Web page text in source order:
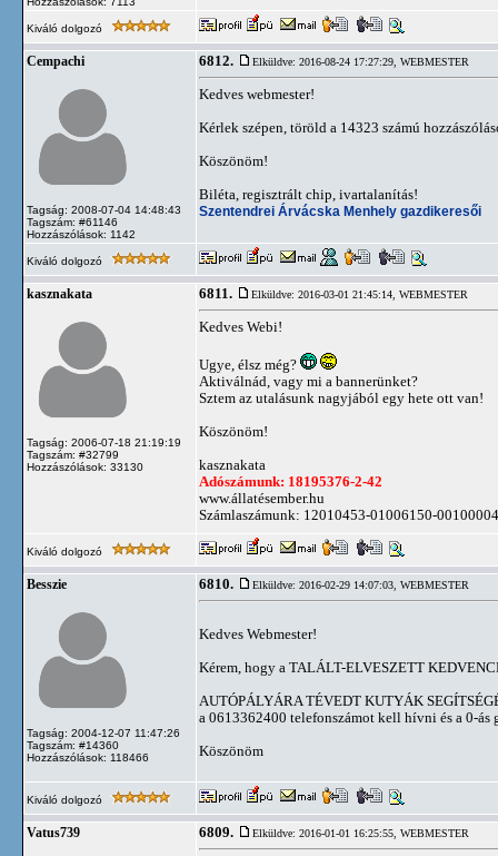
Kiváló dolgozó
Cempachi
Tagság: 2008-07-04 14:48:43
Tagszám: #61146
Hozzászólások: 1142
6812. Elküldve: 2016-08-24 17:27:29, WEBMESTER
Kedves webmester!
Kérlek szépen, töröld a 14323 számú
Köszönöm!
Biléta, regisztrált chip, ivartalanítás!
Szentendrei Árvácska Menhely gazdikeresői
Kiváló dolgozó
kasznakata
Tagság: 2006-07-18 21:19:19
Tagszám: #32799
Hozzászólások: 33130
6811. Elküldve: 2016-03-01 21:45:14, WEBMESTER
Kedves Webi!
Ugye, élsz még?
Aktiválnád, vagy mi a bannerünket?
Sztem az utalásunk nagyjából egy hete ott van!
Köszönöm!
kasznakata
Adószámunk: 18195376-2-42
www.állatésember.hu
Számlaszámunk: 12010453-01006150-00100004
Kiváló dolgozó
Besszie
Tagság: 2004-12-07 11:47:26
Tagszám: #14360
Hozzászólások: 118466
6810. Elküldve: 2016-02-29 14:07:03, WEBMESTER
Kedves Webmester!
Kérem, hogy a TALÁLT-ELVESZETT
AUTÓPÁLYÁRA TÉVEDT KUTYÁK
a 0613362400 telefonszámot kell hívni és a 0-
Köszönöm
Kiváló dolgozó
Vatus739 6809. Elküldve: 2016-01-01 16:25:55, WEBMESTER